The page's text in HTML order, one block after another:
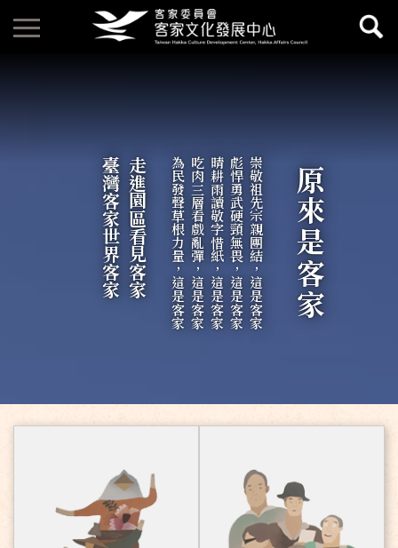
原來是客家
崇敬祖先宗親團結，這是客家
彪悍勇武硬頸無畏，這是客家
晴耕雨讀敬字惜紙，這是客家
吃肉三層看戲亂彈，這是客家
為民發聲草根力量，這是客家
走進園區看見客家
臺灣客家世界客家